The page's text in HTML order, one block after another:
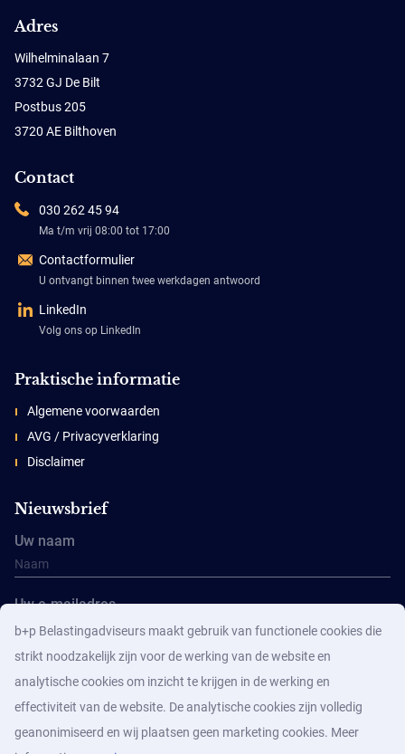
Adres
Wilhelminalaan 7
3732 GJ De Bilt
Postbus 205
3720 AE Bilthoven
Contact
030 262 45 94
Ma t/m vrij 08:00 tot 17:00
Contactformulier
U ontvangt binnen twee werkdagen antwoord
LinkedIn
Volg ons op LinkedIn
Praktische informatie
Algemene voorwaarden
AVG / Privacyverklaring
Disclaimer
Nieuwsbrief
Uw naam
Uw e-mailadres
b+p Belastingadviseurs maakt gebruik van functionele cookies die
strikt noodzakelijk zijn voor de werking van de website en
analytische cookies om inzicht te krijgen in de werking en
effectiviteit van de website. De analytische cookies zijn volledig
geanonimiseerd en wij plaatsen geen marketing cookies. Meer